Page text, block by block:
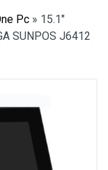
Pc » 15.1″
SUNPOS J6412